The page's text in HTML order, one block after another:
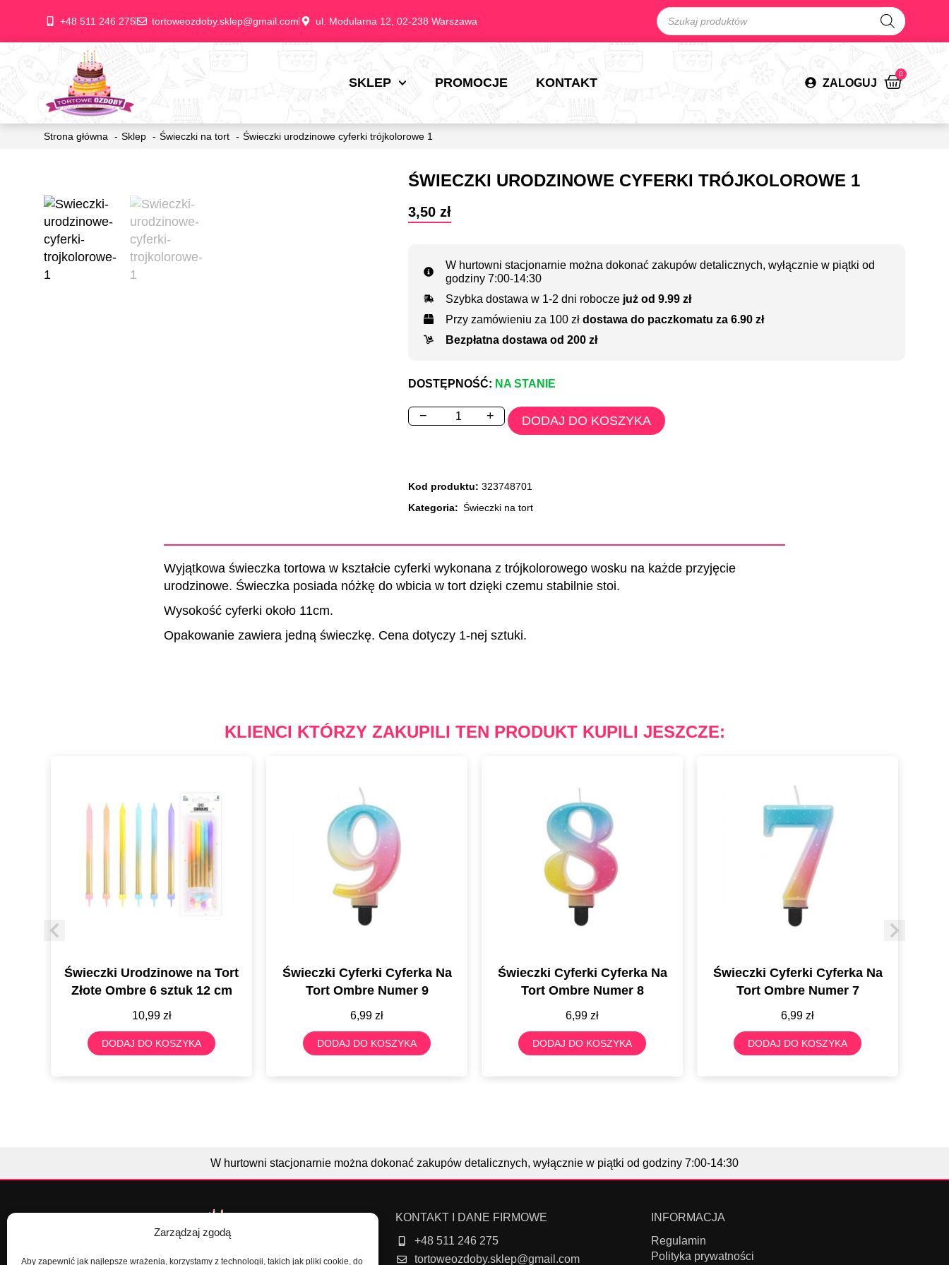
Zarządzaj zgodą
Aby zapewnić jak najlepsze wrażenia, korzystamy z technologii, takich jak pliki cookie, do
+48 511 246 275 tortoweozdoby.sklep@gmail.com ul. Modularna 12, 02-238 Warszawa
SKLEP PROMOCJE KONTAKT ZALOGUJ
0
Strona główna Sklep Świeczki na tort Świeczki urodzinowe cyferki trójkolorowe 1
ŚWIECZKI URODZINOWE CYFERKI TRÓJKOLOROWE 1
3,50 zł
W hurtowni stacjonarnie można dokonać zakupów detalicznych, wyłącznie w piątki od
godziny 7:00-14:30
Szybka dostawa w 1-2 dni robocze już od 9.99 zł
Przy zamówieniu za 100 zł dostawa do paczkomatu za 6.90 zł
Bezpłatna dostawa od 200 zł
DOSTĘPNOŚĆ: NA STANIE
− + DODAJ DO KOSZYKA
Kod produktu: 323748701
Kategoria: Świeczki na tort
Wyjątkowa świeczka tortowa w kształcie cyferki wykonana z trójkolorowego wosku na każde przyjęcie
urodzinowe. Świeczka posiada nóżkę do wbicia w tort dzięki czemu stabilnie stoi.
Wysokość cyferki około 11cm.
Opakowanie zawiera jedną świeczkę. Cena dotyczy 1-nej sztuki.
KLIENCI KTÓRZY ZAKUPILI TEN PRODUKT KUPILI JESZCZE:
Świeczki Urodzinowe na Tort
Złote Ombre 6 sztuk 12 cm
10,99 zł
DODAJ DO KOSZYKA
Świeczki Cyferki Cyferka Na
Tort Ombre Numer 9
6,99 zł
DODAJ DO KOSZYKA
Świeczki Cyferki Cyferka Na
Tort Ombre Numer 8
6,99 zł
DODAJ DO KOSZYKA
Świeczki Cyferki Cyferka Na
Tort Ombre Numer 7
6,99 zł
DODAJ DO KOSZYKA
W hurtowni stacjonarnie można dokonać zakupów detalicznych, wyłącznie w piątki od godziny 7:00-14:30
KONTAKT I DANE FIRMOWE
+48 511 246 275
tortoweozdoby.sklep@gmail.com
INFORMACJA
Regulamin
Polityka prywatności